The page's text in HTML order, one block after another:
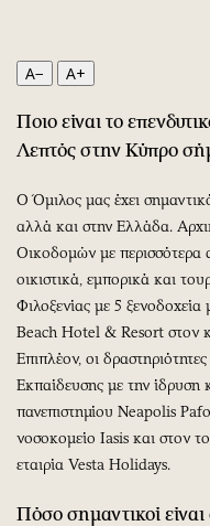
Κόσμος
Πολιτισμός
Σινεμά
Θέατρο-Χορός
Μουσική
Εικαστικά
Χειρόγραφα
A− A+
Ποιο είναι το
Λεπτός στην Κύπρο
Ο Όμιλος μας έχει
αλλά και στην Ελλάδα.
Οικοδομών με
οικιστικά, εμπορικά και
Φιλοξενίας με 5
Beach Hotel & Resort στον
Επιπλέον, οι
Εκπαίδευσης με την ίδρυση
πανεπιστημίου Neapolis
νοσοκομείο Iasis και στον
εταιρία Vesta Holidays.
Πόσο σημαντικοί